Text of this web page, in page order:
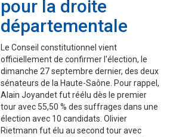
pour la droite
départementale
Le Conseil constitutionnel vient
officiellement de confirmer l'élection, le
dimanche 27 septembre dernier, des deux
sénateurs de la Haute-Saône. Pour rappel,
Alain Joyandet fut réélu dès le premier
tour avec 55,50 % des suffrages dans une
élection avec 10 candidats. Olivier
Rietmann fut élu au second tour avec